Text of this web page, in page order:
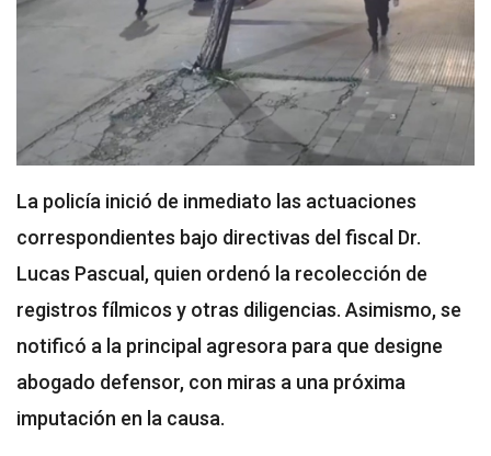
La policía inició de inmediato las actuaciones
correspondientes bajo directivas del fiscal Dr.
Lucas Pascual, quien ordenó la recolección de
registros fílmicos y otras diligencias. Asimismo, se
notificó a la principal agresora para que designe
abogado defensor, con miras a una próxima
imputación en la causa.